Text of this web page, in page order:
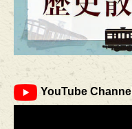
YouTube Channel